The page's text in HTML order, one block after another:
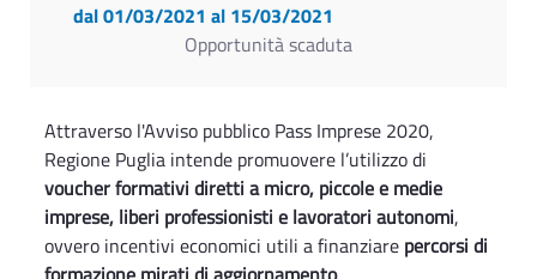
dal 01/03/2021 al 15/03/2021
Opportunità scaduta
Attraverso l'Avviso pubblico Pass Imprese 2020,
Regione Puglia intende promuovere l’utilizzo di
voucher formativi diretti a micro, piccole e medie
imprese, liberi professionisti e lavoratori autonomi,
ovvero incentivi economici utili a finanziare percorsi di